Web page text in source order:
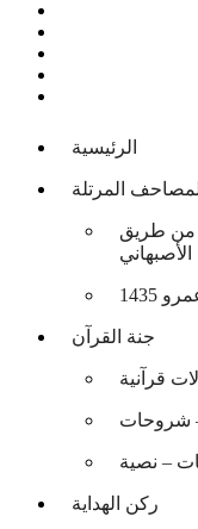
الرئيسية
المرتلة
من طريق
الأصبهاني
جنة القرآن
قرآنية
شروحات
– نصية
ركن الهداية